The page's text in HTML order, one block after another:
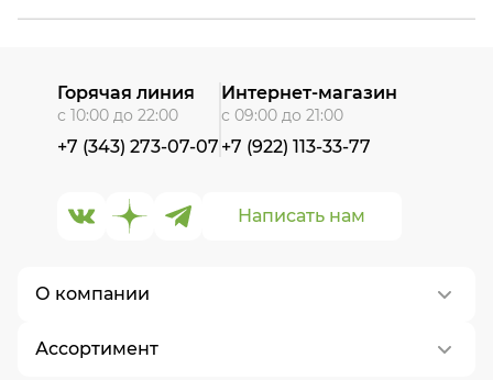
О компании
О нас
Ассортимент
Написать нам
Горячая линия
с 10:00 до 22:00
+7 (343) 273-07-07
Интернет-магазин
с 09:00 до 21:00
+7 (922) 113-33-77